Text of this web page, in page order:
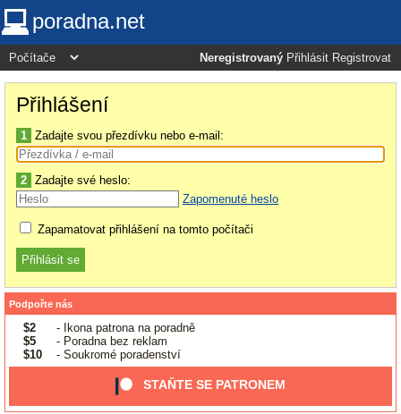
poradna.net
Neregistrovaný Přihlásit Registrovat
Přihlášení
1 Zadajte svou přezdívku nebo e-mail:
2 Zadajte své heslo:
Zapomenuté heslo
Zapamatovat přihlášení na tomto počítači
Podpořte nás
$2
- Ikona patrona na poradně
$5
- Poradna bez reklam
$10
- Soukromé poradenství
STAŇTE SE PATRONEM